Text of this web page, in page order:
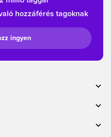
hozzáférés tagoknak
ingyen